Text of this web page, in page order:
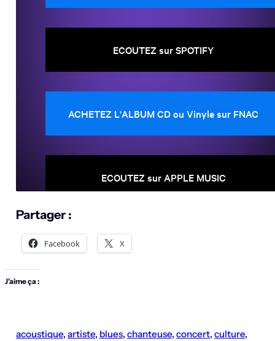
Partager :
Facebook X
J’aime ça :
acoustique, artiste, blues, chanteuse, concert, culture